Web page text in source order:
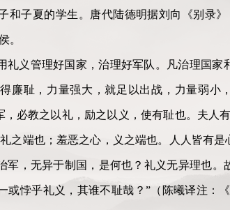
和子夏的学生。唐代陆德明据刘向《别录
。
礼义管理好国家，治理好军队。凡治理国家
廉耻，力量强大，就足以出战，力量弱小
必教之以礼，励之以义，使有耻也。夫人
之端也；羞恶之心，义之端也。人人皆有
军，无异于制国，是何也？礼义无异理也
或悖乎礼义，其谁不耻哉？”（陈曦译注：